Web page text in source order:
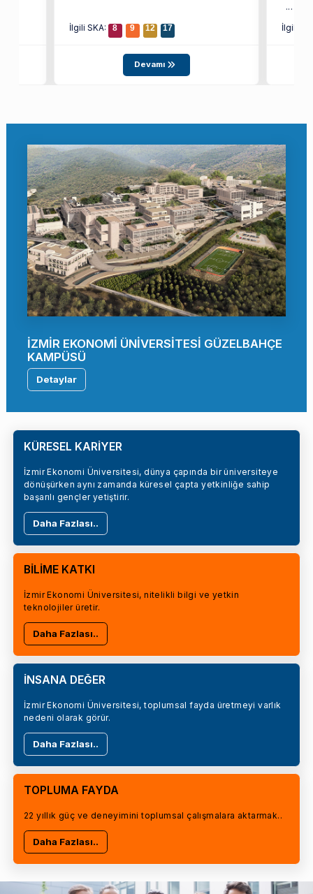
İlgili SKA: 8 9 12 17
Devamı
...
İlgili
İZMİR EKONOMİ ÜNİVERSİTESİ GÜZELBAHÇE
KAMPÜSÜ
Detaylar
KÜRESEL KARİYER
İzmir Ekonomi Üniversitesi, dünya çapında bir üniversiteye
dönüşürken aynı zamanda küresel çapta yetkinliğe sahip
başarılı gençler yetiştirir.
Daha Fazlası..
BİLİME KATKI
İzmir Ekonomi Üniversitesi, nitelikli bilgi ve yetkin
teknolojiler üretir.
Daha Fazlası..
İNSANA DEĞER
İzmir Ekonomi Üniversitesi, toplumsal fayda üretmeyi varlık
nedeni olarak görür.
Daha Fazlası..
TOPLUMA FAYDA
22 yıllık güç ve deneyimini toplumsal çalışmalara aktarmak..
Daha Fazlası..